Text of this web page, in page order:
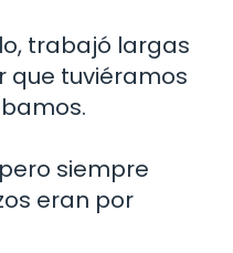
trabajó largas
que tuviéramos
siempre
eran por